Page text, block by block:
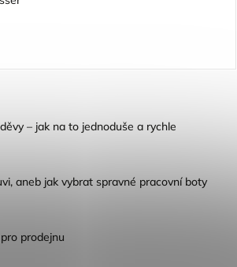
– jak na to jednoduše a rychle
aneb jak vybrat spravné pracovní boty
prodejnu